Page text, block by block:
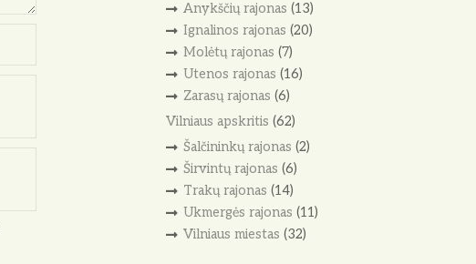
Anykščių rajonas (13)
Ignalinos rajonas (20)
Molėtų rajonas (7)
Utenos rajonas (16)
Zarasų rajonas (6)
Vilniaus apskritis (62)
Šalčininkų rajonas (2)
Širvintų rajonas (6)
Trakų rajonas (14)
Ukmergės rajonas (11)
Vilniaus miestas (32)